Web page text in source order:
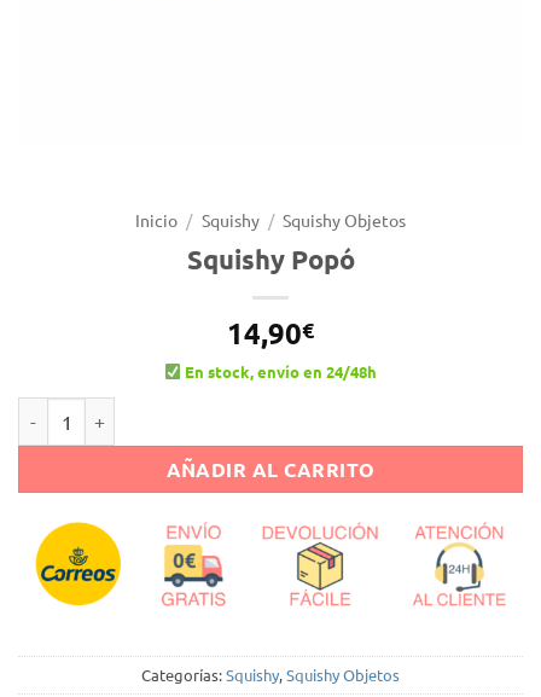
Inicio / Squishy / Squishy Objetos
Squishy Popó
14,90€
En stock, envío en 24/48h
AÑADIR AL CARRITO
Categorías:Squishy,Squishy Objetos